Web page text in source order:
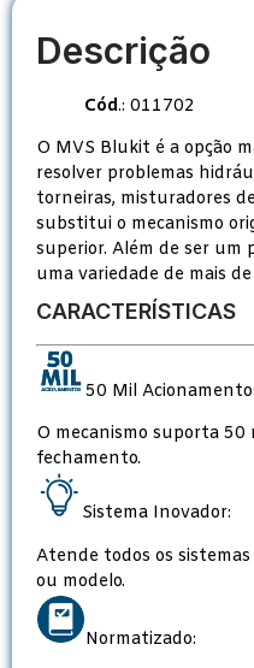
Descrição
Cód.: 011702
O MVS Blukit é a opção
resolver problemas
torneiras, misturadores
substitui o mecanismo
superior. Além de ser um
uma variedade de mais
CARACTERÍSTICAS
50 Mil
O mecanismo suporta 50
fechamento.
Sistema Inovador:
Atende todos os
ou modelo.
Normatizado: